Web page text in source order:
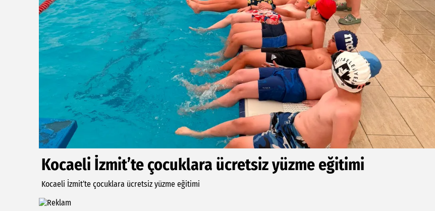
Kocaeli İzmit’te çocuklara ücretsiz yüzme eğitimi
Kocaeli İzmit’te çocuklara ücretsiz yüzme eğitimi